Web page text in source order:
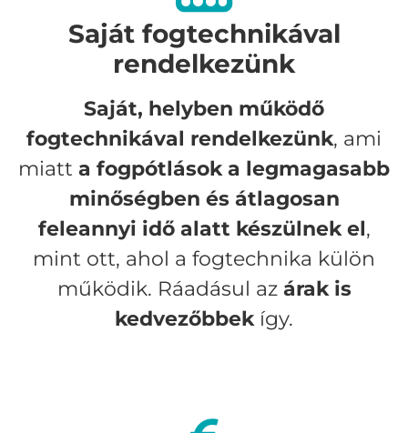
Saját fogtechnikával
rendelkezünk
Saját, helyben működő
fogtechnikával rendelkezünk, ami
miatt a fogpótlások a legmagasabb
minőségben és átlagosan
feleannyi idő alatt készülnek el,
mint ott, ahol a fogtechnika külön
működik. Ráadásul az árak is
kedvezőbbekígy.